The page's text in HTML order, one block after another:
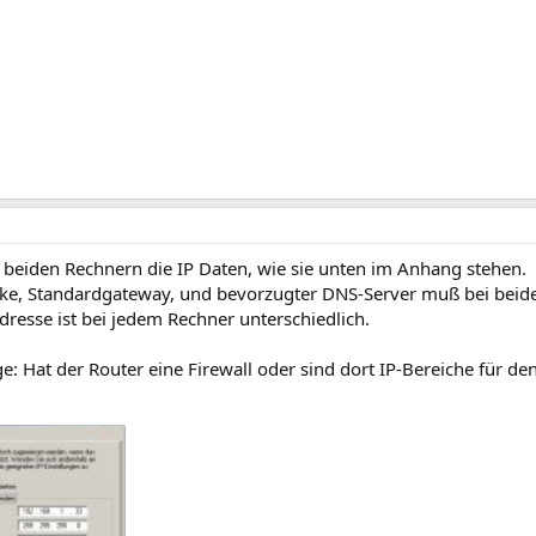
Rechnern die IP Daten, wie sie unten im Anhang stehen.
Standardgateway, und bevorzugter DNS-Server muß bei
ist bei jedem Rechner unterschiedlich.
Hat der Router eine Firewall oder sind dort IP-Bereiche für